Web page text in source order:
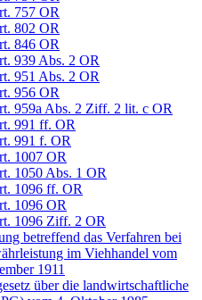
757 OR
802 OR
846 OR
939 Abs. 2 OR
951 Abs. 2 OR
956 OR
959a Abs. 2 Ziff. 2 lit. c OR
991 ff. OR
991 f. OR
1007 OR
1050 Abs. 1 OR
1096 ff. OR
1096 OR
1096 Ziff. 2 OR
betreffend das Verfahren bei
im Viehhandel vom
1911
über die landwirtschaftliche